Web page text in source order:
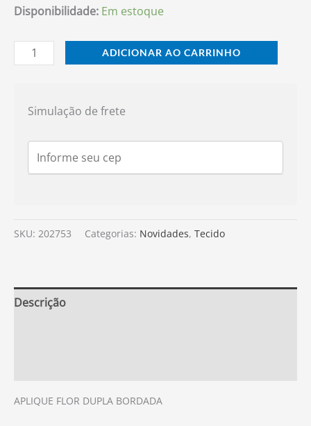
Disponibilidade: Em estoque
ADICIONAR AO CARRINHO
Simulação de frete
SKU: 202753 Categorias: Novidades, Tecido
Descrição
APLIQUE FLOR DUPLA BORDADA